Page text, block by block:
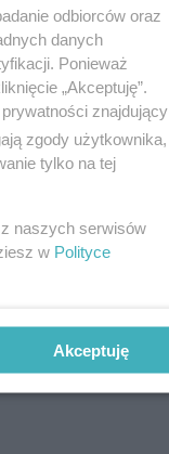
odbiorców oraz
danych
Ponieważ
„Akceptuję”.
znajdujący
zgody użytkownika,
tylko na tej
naszych serwisów
w Polityce
Akceptuję